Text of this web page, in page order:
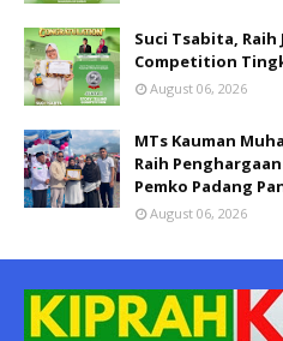
Suci Tsabita,
Competition
August 06, 2026
MTs Kauman
Raih
Pemko Padang
August 06, 2026